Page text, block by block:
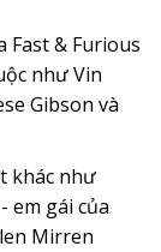
Fast & Furious
như Vin
Gibson và
khác như
em gái của
Mirren